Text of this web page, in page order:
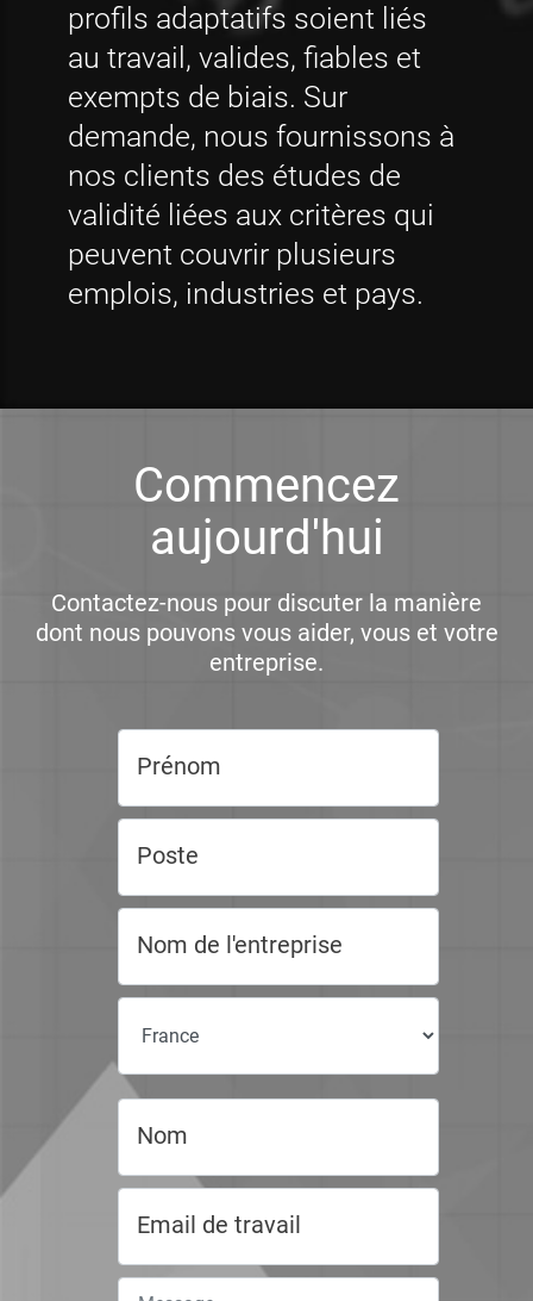
profils adaptatifs soient liés
au travail, valides, fiables et
exempts de biais. Sur
demande, nous fournissons à
nos clients des études de
validité liées aux critères qui
peuvent couvrir plusieurs
emplois, industries et pays.
Commencez
aujourd'hui
Contactez-nous pour discuter la manière
dont nous pouvons vous aider, vous et votre
entreprise.